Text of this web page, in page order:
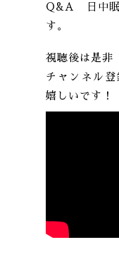
Q&A 日中眠
す。
視聴後は是
チャンネル
嬉しいです！